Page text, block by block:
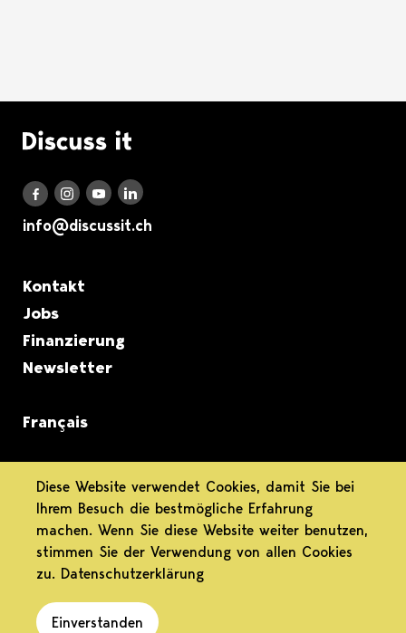
Logo Discuss it
Discuss it auf Facebook
Discuss it auf Instagram
Discuss it auf Youtube
Discuss it auf LinkedIn
info@discussit.ch
Metanavigation
Kontakt
Jobs
Finanzierung
Newsletter
Français
informiert.
differenziert.
engagiert.
Diese Website verwendet Cookies, damit Sie bei
Ihrem Besuch die bestmögliche Erfahrung
machen. Wenn Sie diese Website weiter benutzen,
stimmen Sie der Verwendung von allen Cookies
zu. Datenschutzerklärung
Einverstanden